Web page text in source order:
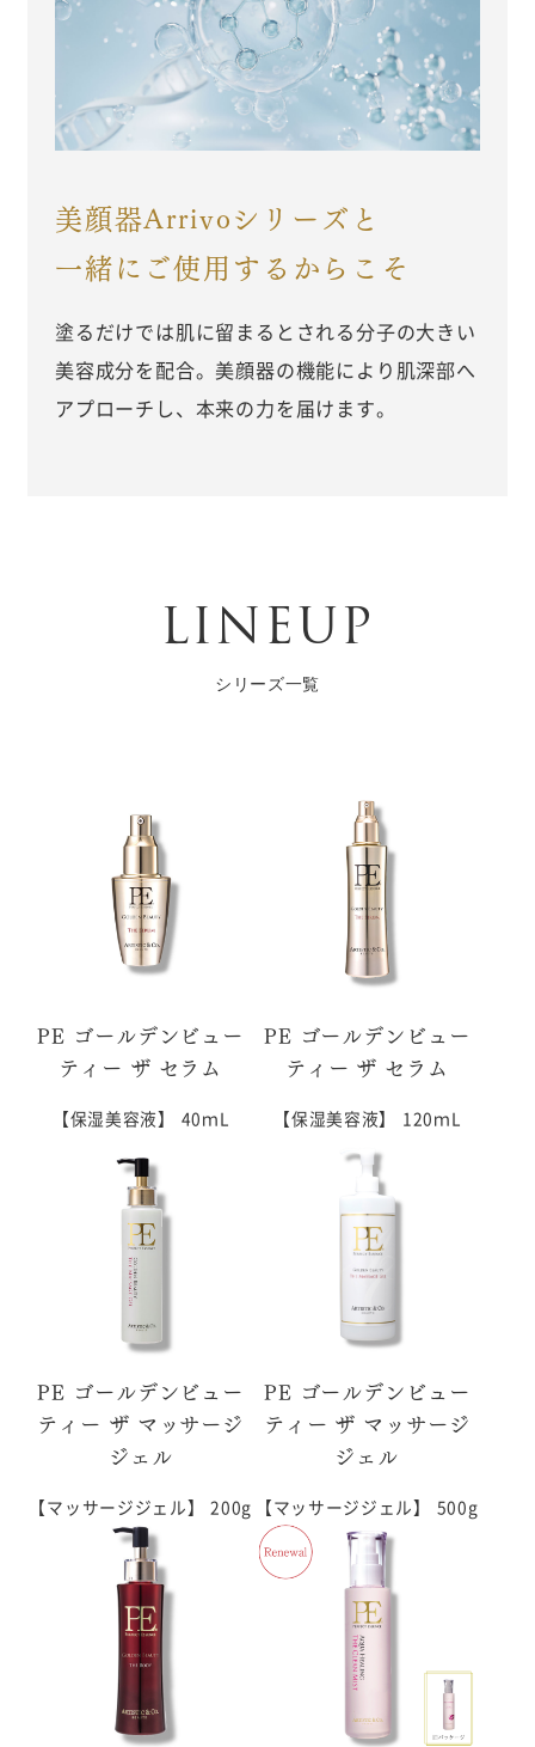
美顔器Arrivoシリーズと
一緒にご使用するからこそ
塗るだけでは肌に留まるとされる分子の大きい
美容成分を配合。美顔器の機能により肌深部へ
アプローチし、本来の力を届けます。
LINEUP
PE ゴールデンビュー
ティー ザ セラム
【保湿美容液】 40ｍL
PE ゴールデンビュー
ティー ザ セラム
【保湿美容液】 120ｍL
PE ゴールデンビュー
ティー ザ マッサージ
ジェル
【マッサージジェル】 200g
PE ゴールデンビュー
ティー ザ マッサージ
ジェル
【マッサージジェル】 500g